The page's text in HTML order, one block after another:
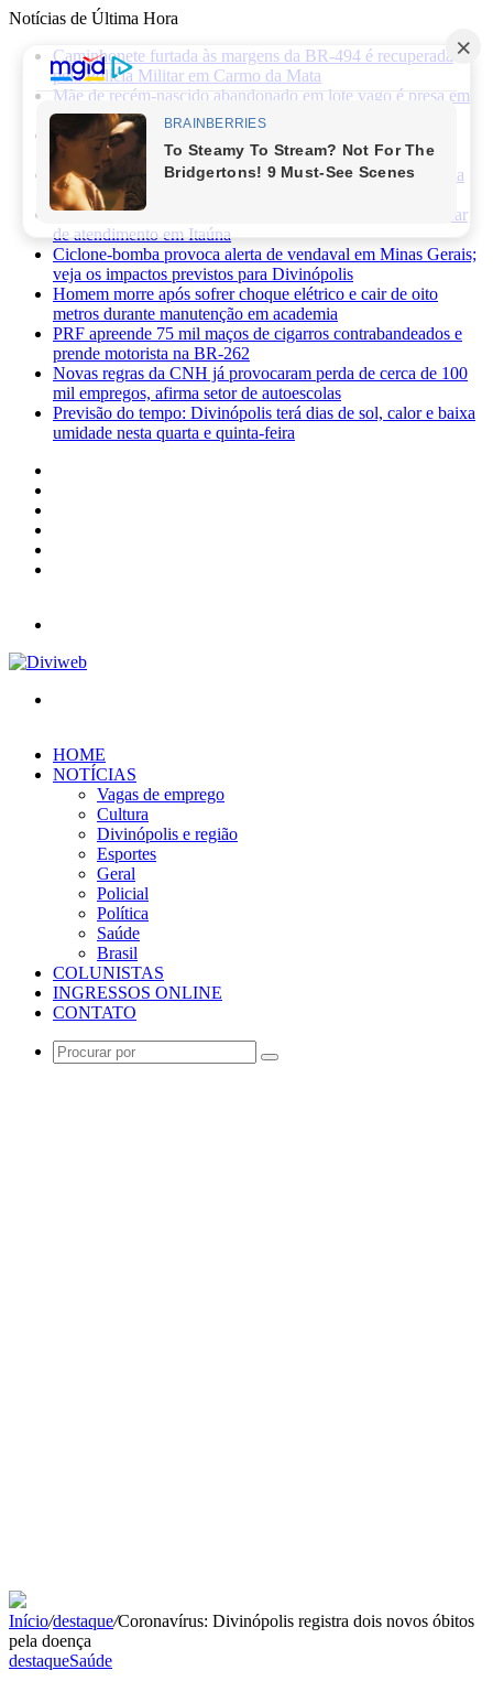
Notícias de Última Hora
Caminhonete furtada às margens da BR-494 é recuperada
pela Polícia Militar em Carmo da Mata
Mãe de recém-nascido abandonado em lote vago é presa em
Sabará
Três pessoas ficam feridas após ataque a facadas no bairro
Planalto, em Divinópolis
Previsão do tempo: fim de semana será de sol, calor e baixa
umidade em Divinópolis
Homem quebra vidro da recepção de hospital após reclamar
de atendimento em Itaúna
Ciclone-bomba provoca alerta de vendaval em Minas Gerais;
veja os impactos previstos para Divinópolis
Homem morre após sofrer choque elétrico e cair de oito
metros durante manutenção em academia
PRF apreende 75 mil maços de cigarros contrabandeados e
prende motorista na BR-262
Novas regras da CNH já provocaram perda de cerca de 100
mil empregos, afirma setor de autoescolas
Previsão do tempo: Divinópolis terá dias de sol, calor e baixa
umidade nesta quarta e quinta-feira
HOME
NOTÍCIAS
Vagas de emprego
Cultura
Divinópolis e região
Esportes
Geral
Policial
Política
Saúde
Brasil
COLUNISTAS
INGRESSOS ONLINE
CONTATO
Procurar
Início/destaque/Coronavírus: Divinópolis registra dois novos óbitos
pela doença
destaqueSaúde